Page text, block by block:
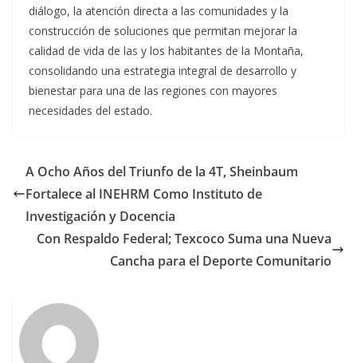
diálogo, la atención directa a las comunidades y la
construcción de soluciones que permitan mejorar la
calidad de vida de las y los habitantes de la Montaña,
consolidando una estrategia integral de desarrollo y
bienestar para una de las regiones con mayores
necesidades del estado.
A Ocho Años del Triunfo de la 4T, Sheinbaum
Fortalece al INEHRM Como Instituto de
Investigación y Docencia
Con Respaldo Federal; Texcoco Suma una Nueva
Cancha para el Deporte Comunitario